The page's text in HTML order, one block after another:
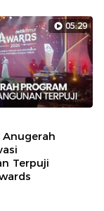
05:29
Anugerah
Terpuji